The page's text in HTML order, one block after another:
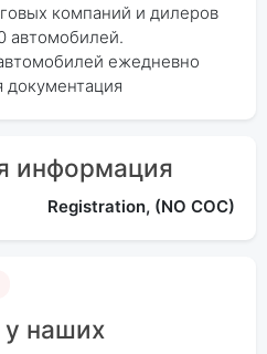
компаний и дилеров
автомобилей.
ежедневно
документация
информация
Registration, (NO COC)
у наших